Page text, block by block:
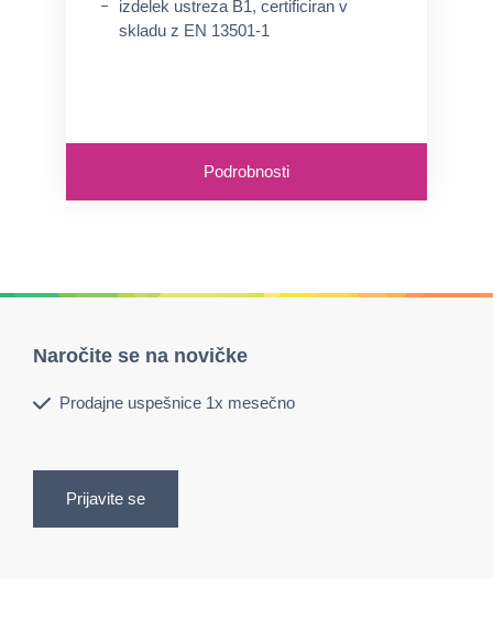
izdelek ustreza B1, certificiran v
skladu z EN 13501-1
Podrobnosti
Naročite se na novičke
Prodajne uspešnice 1x mesečno
Prijavite se